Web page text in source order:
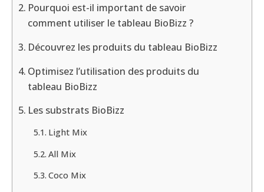
Light Mix
All Mix
Coco Mix
Amendements et stimulateurs BioBizz
Root Juice
Bio Grow
Fish Mix
Bio Bloom